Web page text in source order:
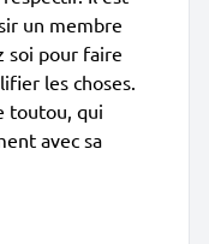
un membre
soi pour faire
les choses.
toutou, qui
avec sa